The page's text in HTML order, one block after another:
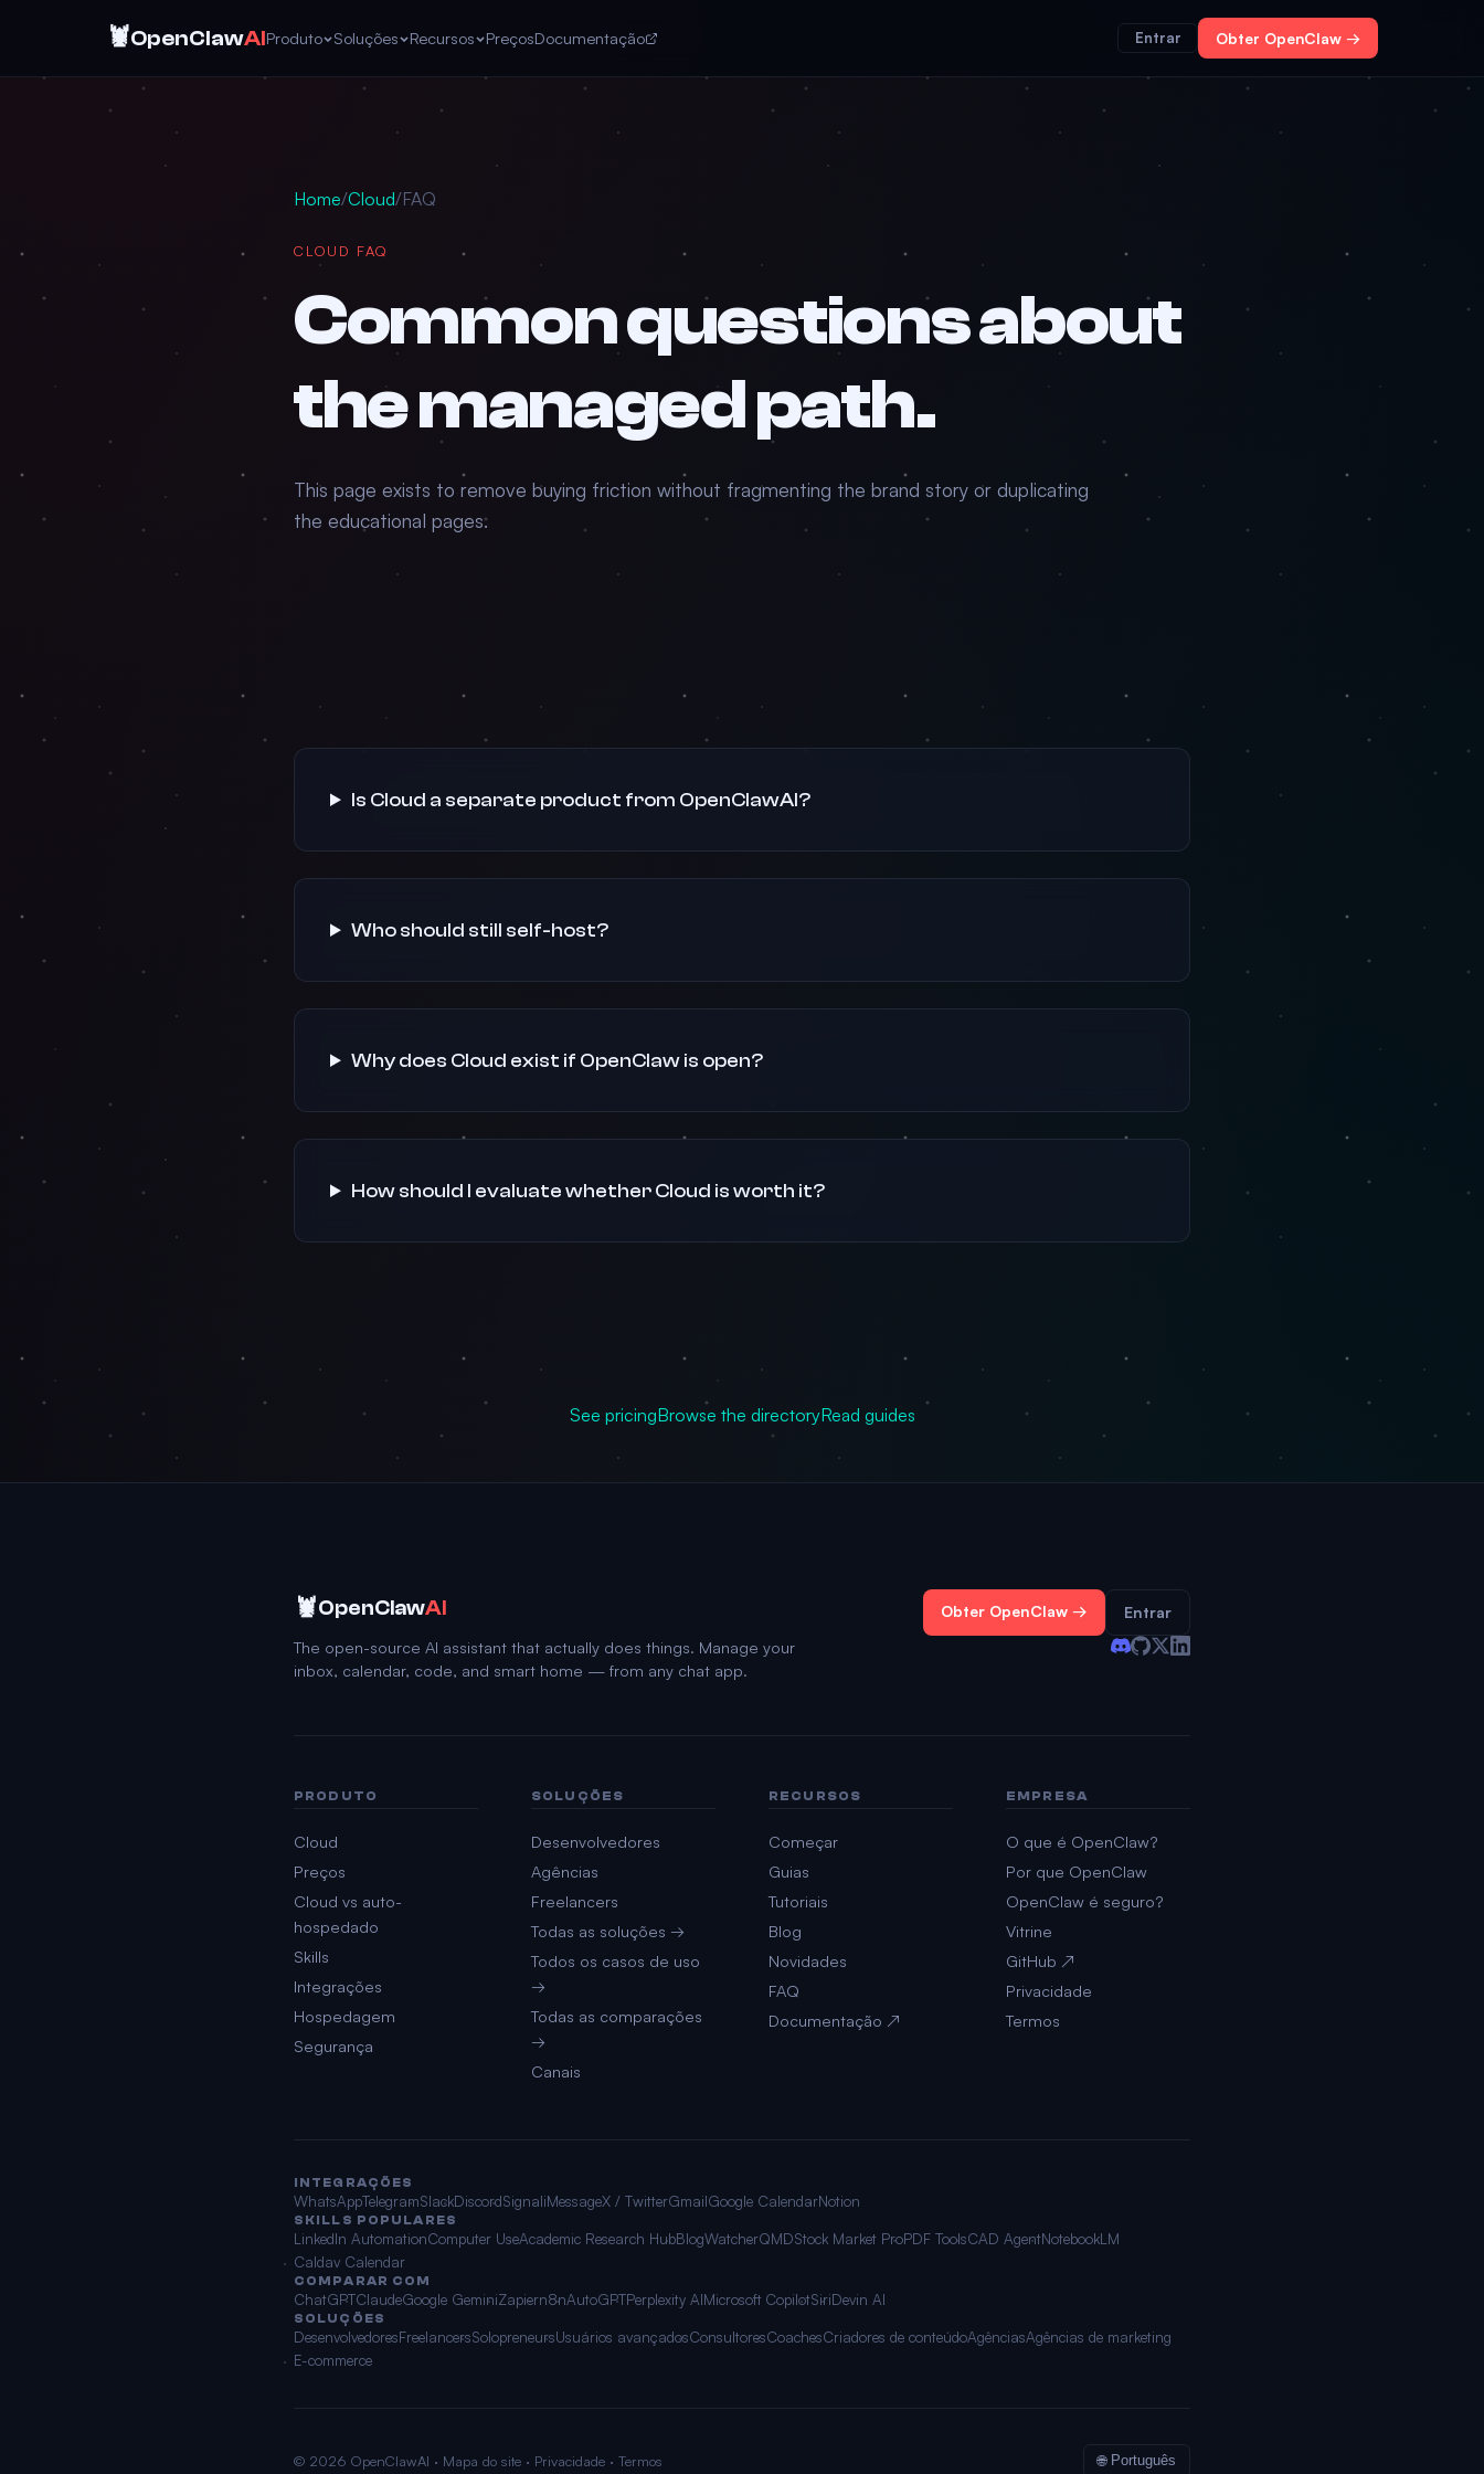
🦞OpenClawAIProduto Soluções Recursos PreçosDocumentação Entrar Obter OpenClaw →
Home/Cloud/FAQ
CLOUD FAQ
Common questions about
the managed path.
This page exists to remove buying friction without fragmenting the brand story or duplicating
the educational pages.
Is Cloud a separate product from OpenClawAI?
Who should still self-host?
Why does Cloud exist if OpenClaw is open?
How should I evaluate whether Cloud is worth it?
See pricingBrowse the directoryRead guides
🦞OpenClawAI
The open-source AI assistant that actually does things. Manage your
inbox, calendar, code, and smart home — from any chat app.
Obter OpenClaw → Entrar
PRODUTO
Cloud
Preços
Cloud vs auto-
hospedado
Skills
Integrações
Hospedagem
Segurança
SOLUÇÕES
Desenvolvedores
Agências
Freelancers
Todas as soluções →
Todos os casos de uso
→
Todas as comparações
→
Canais
RECURSOS
Começar
Guias
Tutoriais
Blog
Novidades
FAQ
Documentação ↗
EMPRESA
O que é OpenClaw?
Por que OpenClaw
OpenClaw é seguro?
Vitrine
GitHub ↗
Privacidade
Termos
INTEGRAÇÕES
WhatsAppTelegramSlackDiscordSignaliMessageX / TwitterGmailGoogle CalendarNotion
SKILLS POPULARES
LinkedIn AutomationComputer UseAcademic Research HubBlogWatcherQMDStock Market ProPDF ToolsCAD AgentNotebookLM
Caldav Calendar
COMPARAR COM
ChatGPTClaudeGoogle GeminiZapiern8nAutoGPTPerplexity AIMicrosoft CopilotSiriDevin AI
SOLUÇÕES
DesenvolvedoresFreelancersSolopreneursUsuários avançadosConsultoresCoachesCriadores de conteúdoAgênciasAgências de marketing
E-commerce
© 2026 OpenClawAI · Mapa do site · Privacidade · Termos 🌐 Português